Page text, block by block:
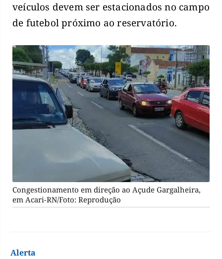
veículos devem ser estacionados no campo
de futebol próximo ao reservatório.
Congestionamento em direção ao Açude Gargalheira,
em Acari-RN/Foto: Reprodução
Alerta